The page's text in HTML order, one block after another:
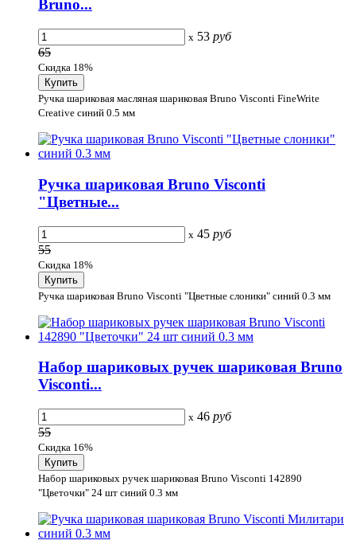
Bruno...
x 53 руб
65
Скидка 18%
Ручка шариковая масляная шариковая Bruno Visconti FineWrite
Creative синий 0.5 мм
Ручка шариковая Bruno Visconti
"Цветные...
x 45 руб
55
Скидка 18%
Ручка шариковая Bruno Visconti "Цветные слоники" синий 0.3 мм
Набор шариковых ручек шариковая Bruno
Visconti...
x 46 руб
55
Скидка 16%
Набор шариковых ручек шариковая Bruno Visconti 142890
"Цветочки" 24 шт синий 0.3 мм